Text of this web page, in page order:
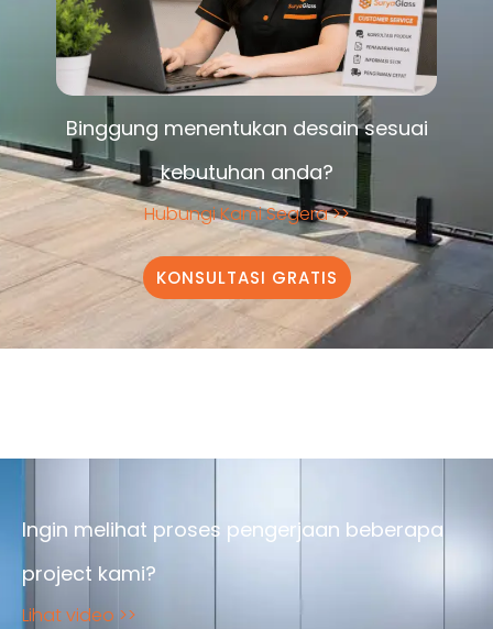
Binggung menentukan desain sesuai
kebutuhan anda?
Hubungi Kami Segera >>
KONSULTASI GRATIS
Ingin melihat proses pengerjaan beberapa
project kami?
Lihat video >>